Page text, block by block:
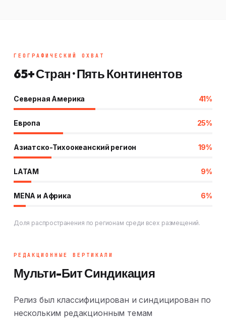
ГЕОГРАФИЧЕСКИЙ ОХВАТ
65+ Стран · Пять Континентов
Северная Америка 41%
Европа 25%
Азиатско-Тихоокеанский регион 19%
LATAM 9%
MENA и Африка 6%
Доля распространения по регионам среди всех размещений.
РЕДАКЦИОННЫЕ ВЕРТИКАЛИ
Мульти-Бит Синдикация
Релиз был классифицирован и синдицирован по
нескольким редакционным темам